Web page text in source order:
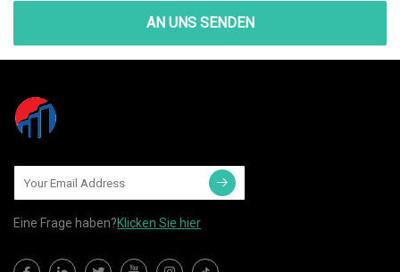
AN UNS SENDEN
Eine Frage haben?Klicken Sie hier